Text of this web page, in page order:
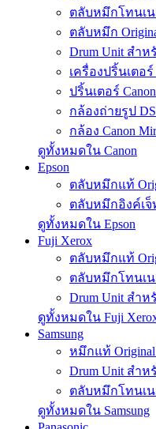
ตลับหมึกโทนเน
ตลับหมึก
Drum Unit สำห
เครื่องปริ้นเตอร์
ปริ้นเตอร์
กล้องถ่ายรูป
กล้อง Canon
ดูทั้งหมดใน Canon
Epson
ตลับหมึกแท้
ตลับหมึกอิงค์เจ็
ดูทั้งหมดใน Epson
Fuji Xerox
ตลับหมึกแท้
ตลับหมึกโทนเน
Drum Unit สำห
ดูทั้งหมดใน Fuji
Samsung
หมึกแท้ Original
Drum Unit สำห
ตลับหมึกโทนเน
ดูทั้งหมดใน Samsung